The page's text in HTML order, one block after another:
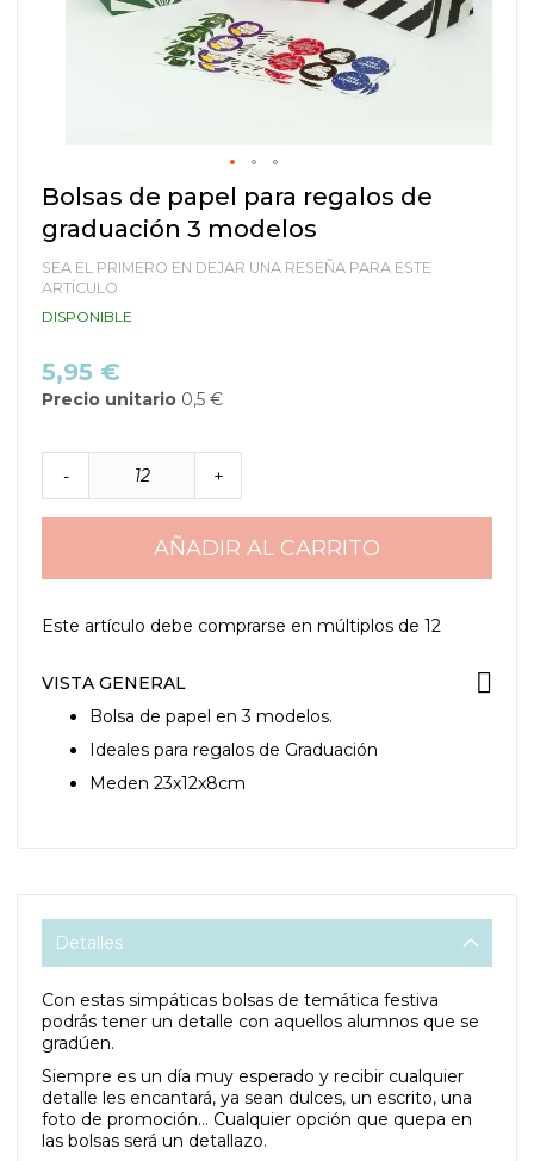
Saltar
al
comienzo
la
galería
de
Bolsas de papel para regalos de
graduación 3 modelos
SEA EL PRIMERO EN DEJAR UNA RESEÑA PARA ESTE
ARTÍCULO
DISPONIBLE
5,95 €
Precio unitario 0,5 €
- +
AÑADIR AL CARRITO
Este artículo debe comprarse en múltiplos de 12
VISTA GENERAL
Bolsa de papel en 3 modelos.
Ideales para regalos de Graduación
Meden 23x12x8cm
Detalles
Con estas simpáticas bolsas de temática festiva
podrás tener un detalle con aquellos alumnos que se
gradúen.
Siempre es un día muy esperado y recibir cualquier
detalle les encantará, ya sean dulces, un escrito, una
foto de promoción... Cualquier opción que quepa en
las bolsas será un detallazo.